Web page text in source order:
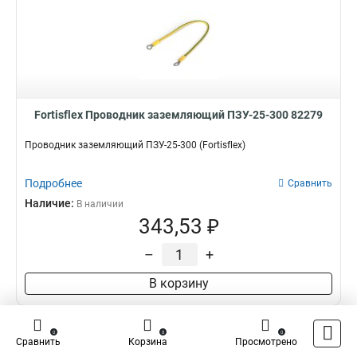
Fortisflex Проводник заземляющий ПЗУ-25-300 82279
Проводник заземляющий ПЗУ-25-300 (Fortisflex)
Подробнее Сравнить
Наличие: В наличии
343,53 ₽
– +
В корзину
Сравнить
0
Корзина
0
Просмотрено
0